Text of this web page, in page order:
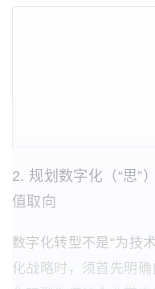
2. 规划数字化（“思”
值取向
数字化转型不是“为技
化战略时，须首先明